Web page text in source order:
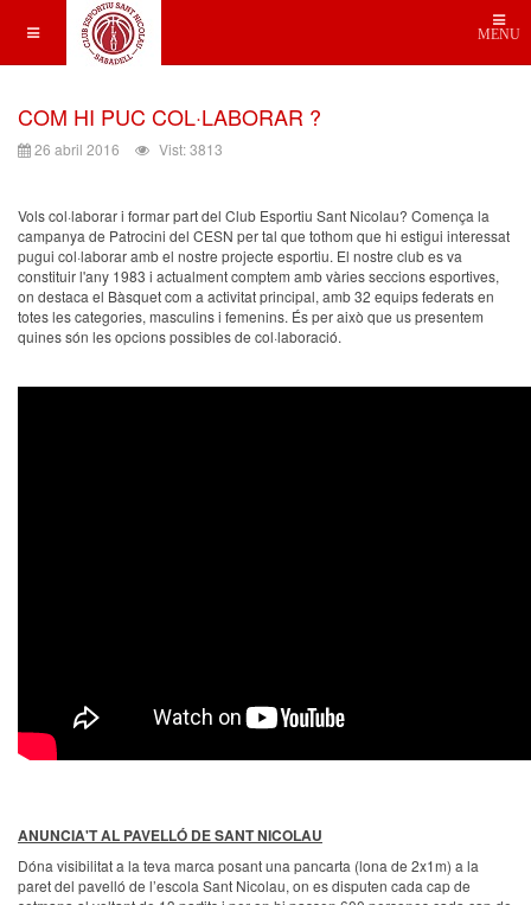
MENU
COM HI PUC COL·LABORAR ?
26 abril 2016 Vist: 3813
Vols col·laborar i formar part del Club Esportiu Sant Nicolau? Comença la
campanya de Patrocini del CESN per tal que tothom que hi estigui interessat
pugui col·laborar amb el nostre projecte esportiu. El nostre club es va
constituir l'any 1983 i actualment comptem amb vàries seccions esportives,
on destaca el Bàsquet com a activitat principal, amb 32 equips federats en
totes les categories, masculins i femenins. És per això que us presentem
quines són les opcions possibles de col·laboració.
ANUNCIA'T AL PAVELLÓ DE SANT NICOLAU
Dóna visibilitat a la teva marca posant una pancarta (lona de 2x1m) a la
paret del pavelló de l’escola Sant Nicolau, on es disputen cada cap de